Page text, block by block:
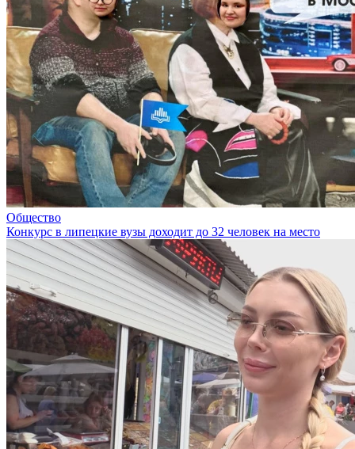
Общество
Конкурс в липецкие вузы доходит до 32 человек на место